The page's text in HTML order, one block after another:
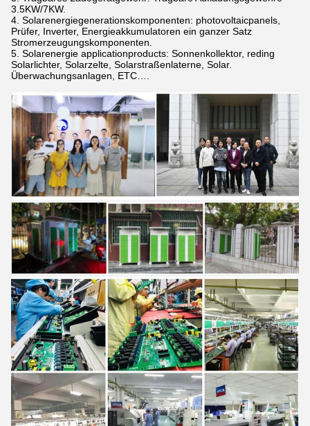
3.5KW/7KW.
4. Solarenergiegenerationskomponenten: photovoltaicpanels,
Prüfer, Inverter, Energieakkumulatoren ein ganzer Satz
Stromerzeugungskomponenten.
5. Solarenergie applicationproducts: Sonnenkollektor, reding
Solarlichter, Solarzelte, Solarstraßenlaterne, Solar.
Überwachungsanlagen, ETC….